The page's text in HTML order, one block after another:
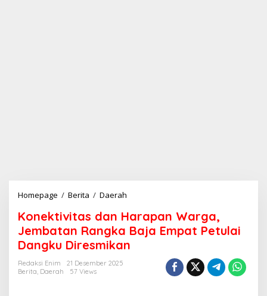
Homepage / Berita / Daerah
n
e
k
t
Konektivitas dan Harapan Warga,
Jembatan Rangka Baja Empat Petulai
Dangku Diresmikan
Redaksi Enim
21 Desember 2025
Berita, Daerah 57 Views